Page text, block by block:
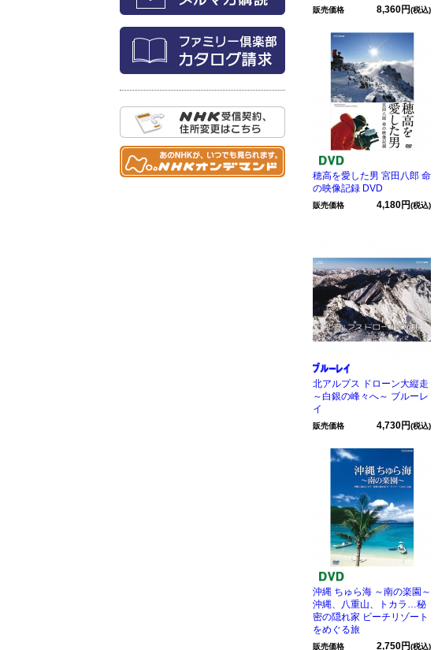
販売価格 8,360円(税込)
穂高を愛した男 宮田八郎 命
の映像記録 DVD
販売価格 4,180円(税込)
北アルプス ドローン大縦走
～白銀の峰々へ～ ブルーレ
イ
販売価格 4,730円(税込)
沖縄 ちゅら海 ～南の楽園～
沖縄、八重山、トカラ…秘
密の隠れ家 ビーチリゾート
をめぐる旅
販売価格 2,750円(税込)